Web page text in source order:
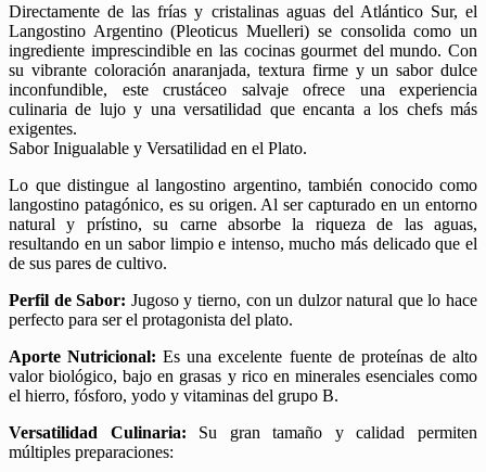
Directamente de las frías y cristalinas aguas del Atlántico Sur, el
Langostino Argentino (Pleoticus Muelleri) se consolida como un
ingrediente imprescindible en las cocinas gourmet del mundo. Con
su vibrante coloración anaranjada, textura firme y un sabor dulce
inconfundible, este crustáceo salvaje ofrece una experiencia
culinaria de lujo y una versatilidad que encanta a los chefs más
exigentes.
Sabor Inigualable y Versatilidad en el Plato.
Lo que distingue al langostino argentino, también conocido como
langostino patagónico, es su origen. Al ser capturado en un entorno
natural y prístino, su carne absorbe la riqueza de las aguas,
resultando en un sabor limpio e intenso, mucho más delicado que el
de sus pares de cultivo.
Perfil de Sabor: Jugoso y tierno, con un dulzor natural que lo hace
perfecto para ser el protagonista del plato.
Aporte Nutricional: Es una excelente fuente de proteínas de alto
valor biológico, bajo en grasas y rico en minerales esenciales como
el hierro, fósforo, yodo y vitaminas del grupo B.
Versatilidad Culinaria: Su gran tamaño y calidad permiten
múltiples preparaciones: